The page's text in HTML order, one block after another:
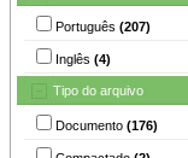
Português (207)
Inglês (4)
Tipo do arquivo
Documento (176)